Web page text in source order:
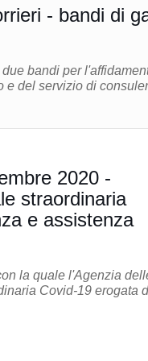
- bandi di
bandi per
e del servizio di
2020 -
straordinaria
e assistenza
la quale l'Agenzia
Covid-19 erogata